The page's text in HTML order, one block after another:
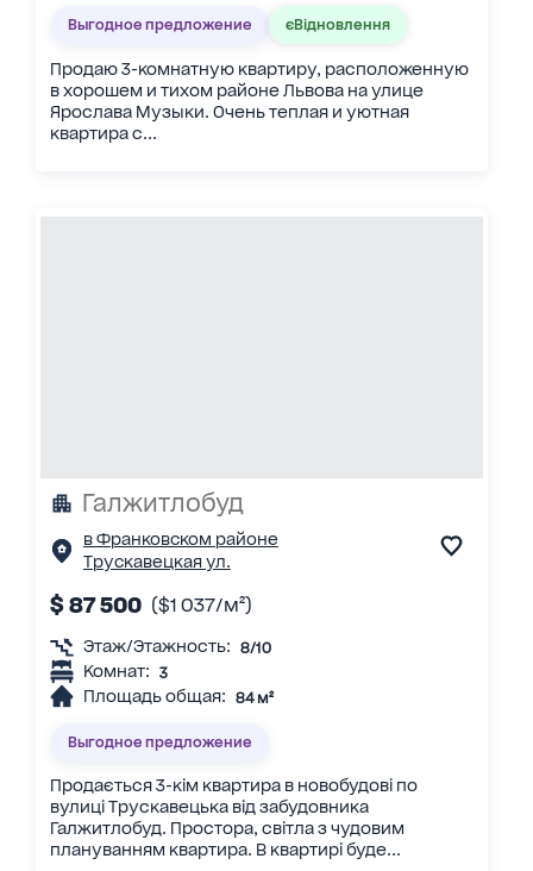
Выгодное предложение єВідновлення
Продаю 3-комнатную квартиру, расположенную
в хорошем и тихом районе Львова на улице
Ярослава Музыки. Очень теплая и уютная
квартира с...
Галжитлобуд
в Франковском районе
Трускавецкая ул.
$ 87 500 ($1 037/м²)
Этаж/Этажность: 8/10
Комнат: 3
Площадь общая: 84 м²
Выгодное предложение
Продається 3-кім квартира в новобудові по
вулиці Трускавецька від забудовника
Галжитлобуд. Простора, світла з чудовим
плануванням квартира. В квартирі буде...